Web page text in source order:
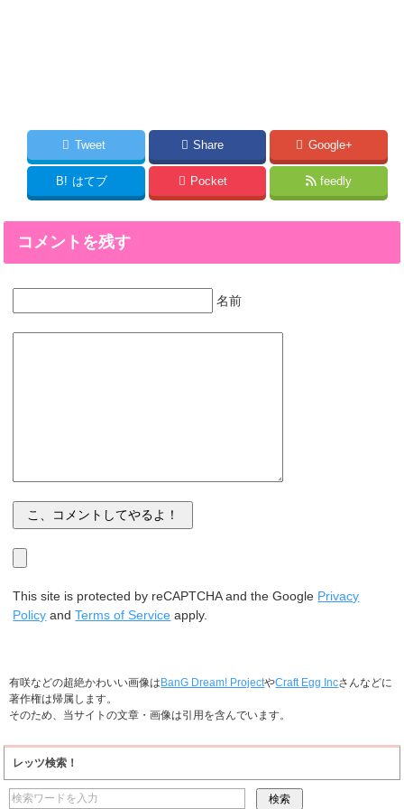
Tweet Share Google+
B! はてブ Pocket feedly
コメントを残す
名前
This site is protected by reCAPTCHA and the Google Privacy
Policy andTerms of Service apply.
有咲などの超絶かわいい画像はBanG Dream! ProjectやCraft Egg Incさんなどに
著作権は帰属します。
そのため、当サイトの文章・画像は引用を含んでいます。
レッツ検索！